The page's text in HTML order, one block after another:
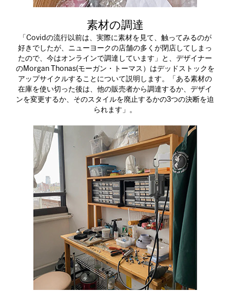
素材の調達
「Covidの流行以前は、実際に素材を見て、触ってみるのが
好きでしたが、ニューヨークの店舗の多くが閉店してしまっ
たので、今はオンラインで調達しています」と、デザイナー
のMorgan Thonas(モーガン・トーマス）はデッドストックを
アップサイクルすることについて説明します。「ある素材の
在庫を使い切った後は、他の販売者から調達するか、デザイ
ンを変更するか、そのスタイルを廃止するかの3つの決断を迫
られます」。